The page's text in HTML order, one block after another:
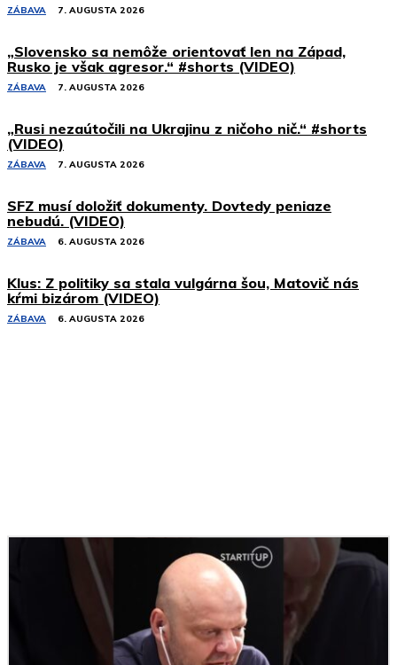
ZÁBAVA 7. AUGUSTA 2026
„Slovensko sa nemôže orientovať len na Západ,
Rusko je však agresor.“ #shorts (VIDEO)
ZÁBAVA 7. AUGUSTA 2026
„Rusi nezaútočili na Ukrajinu z ničoho nič.“ #shorts
(VIDEO)
ZÁBAVA 7. AUGUSTA 2026
SFZ musí doložiť dokumenty. Dovtedy peniaze
nebudú. (VIDEO)
ZÁBAVA 6. AUGUSTA 2026
Klus: Z politiky sa stala vulgárna šou, Matovič nás
kŕmi bizárom (VIDEO)
ZÁBAVA 6. AUGUSTA 2026